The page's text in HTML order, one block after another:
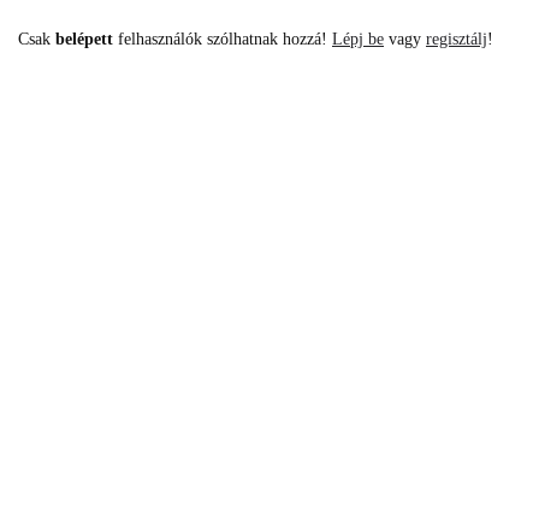
Csak belépett felhasználók szólhatnak hozzá! Lépj be vagy regisztálj!